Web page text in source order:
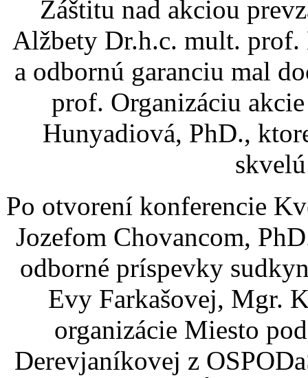
Záštitu nad akciou
Alžbety Dr.h.c. mult.
a odbornú garanciu mal
prof. Organizáciu
Hunyadiová, PhD.,
Po otvorení konferencie
Jozefom Chovancom,
odborné príspevky
Evy Farkašovej, Mgr.
organizácie Miesto
Derevjaníkovej z